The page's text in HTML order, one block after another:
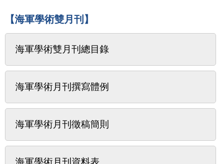
【海軍學術雙月刊】
海軍學術雙月刊總目錄
海軍學術月刊撰寫體例
海軍學術月刊徵稿簡則
海軍學術月刊資料表